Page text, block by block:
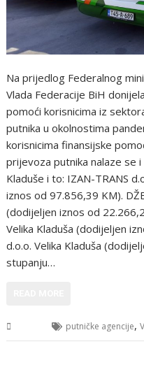
Na prijedlog Federalnog
Vlada Federacije BiH
pomoći korisnicima iz
putnika u okolnostima
korisnicima finansijske
prijevoza putnika nalaze se
Kladuše i to: IZAN-TRANS
iznos od 97.856,39 KM).
(dodijeljen iznos od
Velika Kladuša (dodijeljen
d.o.o. Velika Kladuša
stupanju…
putničke agencije,